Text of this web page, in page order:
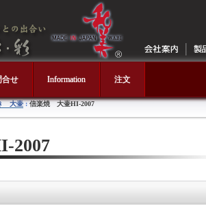
合せ Information 注文
大壷:信楽焼 大壷HI-2007
2007